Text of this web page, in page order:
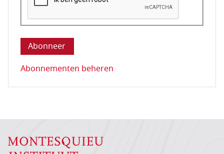
Deze vraag is om te controleren dat u een mens
Abonnementen beheren